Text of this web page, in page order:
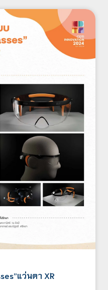
แว่นตา XR